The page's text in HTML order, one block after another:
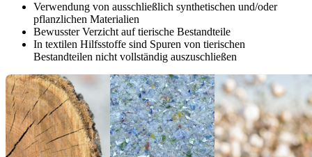
Verwendung von ausschließlich synthetischen und/oder
pflanzlichen Materialien
Bewusster Verzicht auf tierische Bestandteile
In textilen Hilfsstoffe sind Spuren von tierischen
Bestandteilen nicht vollständig auszuschließen